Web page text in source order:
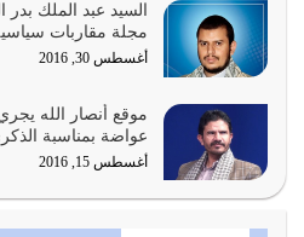
أبرز أسباب الشقاء هو الإعراض
المتمثل في القرآن الكريم
يوليو 31, 2026
أولياء الشيطان كلما كانوا أكثر
أكثر ضعفاً
يوليو 30, 2026
وعد الله تعالى من يُقتل في سبيله
السيد عبد الملك
مجلة مقاربات
أغسطس 30, 2016
موقع أنصار الله
عواضة بمناسبة
أغسطس 15, 2016